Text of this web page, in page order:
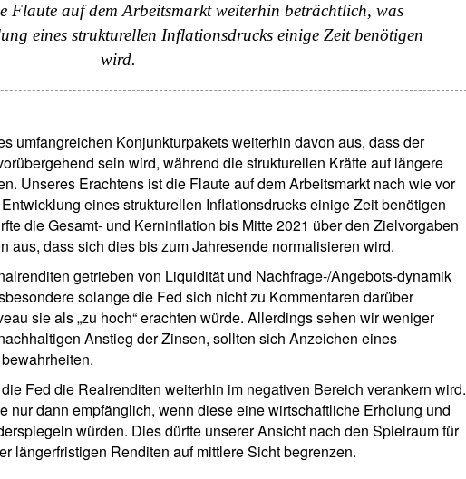
Flaute auf dem Arbeitsmarkt weiterhin beträchtlich, was
eines strukturellen Inflationsdrucks einige Zeit benötigen
wird.
umfangreichen Konjunkturpakets weiterhin davon aus, dass der
sein wird, während die strukturellen Kräfte auf längere
Unseres Erachtens ist die Flaute auf dem Arbeitsmarkt nach wie vor
eines strukturellen Inflationsdrucks einige Zeit benötigen
die Gesamt- und Kerninflation bis Mitte 2021 über den Zielvorgaben
aus, dass sich dies bis zum Jahresende normalisieren wird.
getrieben von Liquidität und Nachfrage-/Angebots-dynamik
solange die Fed sich nicht zu Kommentaren darüber
sie als „zu hoch“ erachten würde. Allerdings sehen wir weniger
Anstieg der Zinsen, sollten sich Anzeichen eines
Fed die Realrenditen weiterhin im negativen Bereich verankern wird.
nur dann empfänglich, wenn diese eine wirtschaftliche Erholung und
würden. Dies dürfte unserer Ansicht nach den Spielraum für
längerfristigen Renditen auf mittlere Sicht begrenzen.